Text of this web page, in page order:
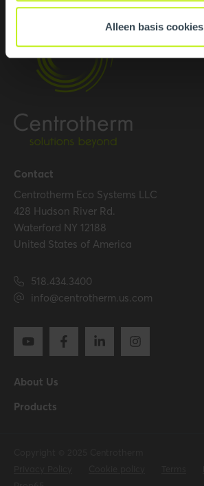
Alleen basis cookies
Contact
Centrotherm Eco Systems LLC
428 Hudson River Rd.
Waterford NY 12188
United States of America
518.434.3400
info@centrotherm.us.com
About Us
Products